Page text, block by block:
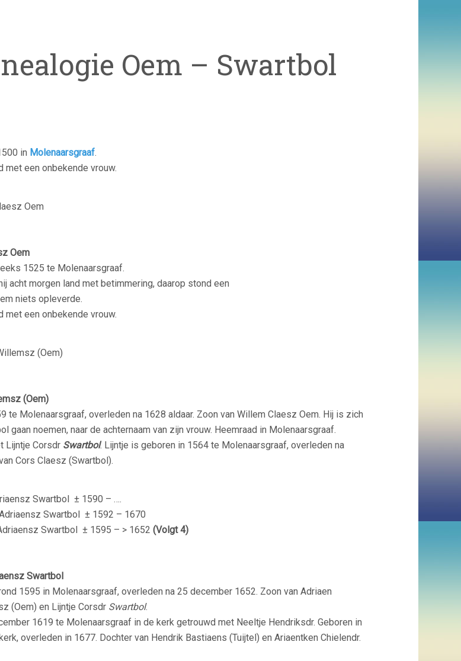
Oem – Swartbol
in Molenaarsgraaf.
met een onbekende vrouw.
Oem
Oem
1525 te Molenaarsgraaf.
acht morgen land met betimmering, daarop stond een
niets opleverde.
met een onbekende vrouw.
(Oem)
(Oem)
te Molenaarsgraaf, overleden na 1628 aldaar. Zoon van Willem Claesz Oem. Hij is zich
gaan noemen, naar de achternaam van zijn vrouw. Heemraad in Molenaarsgraaf.
Lijntje Corsdr Swartbol. Lijntje is geboren in 1564 te Molenaarsgraaf, overleden na
Cors Claesz (Swartbol).
Swartbol ± 1590 – ….
Swartbol ± 1592 – 1670
Swartbol ± 1595 – > 1652 (Volgt 4)
Swartbol
1595 in Molenaarsgraaf, overleden na 25 december 1652. Zoon van Adriaen
(Oem) en Lijntje Corsdr Swartbol.
1619 te Molenaarsgraaf in de kerk getrouwd met Neeltje Hendriksdr. Geboren in
overleden in 1677. Dochter van Hendrik Bastiaens (Tuijtel) en Ariaentken Chielendr.